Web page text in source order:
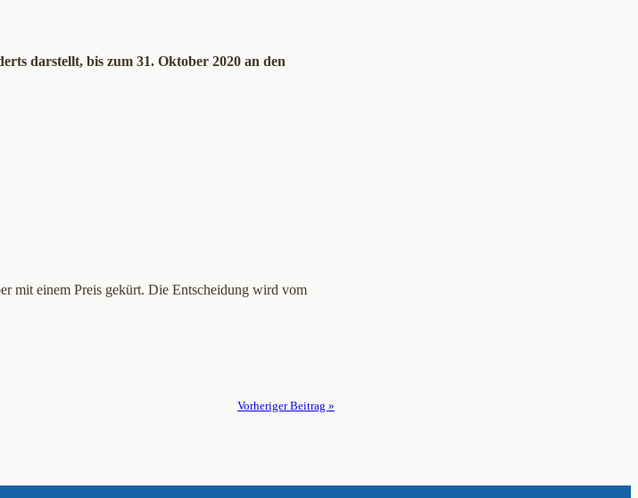
darstellt, bis zum 31. Oktober 2020 an den
mit einem Preis gekürt. Die Entscheidung wird vom
Vorheriger Beitrag »